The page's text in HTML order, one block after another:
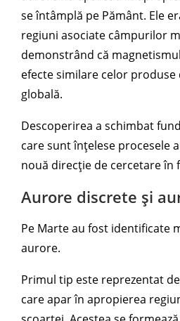
se întâmplă pe Pământ. Ele
regiuni asociate câmpurilor
demonstrând că
efecte similare celor
globală.
Descoperirea a schimbat
care sunt înțelese procesele
nouă direcție de cercetare în
Aurore discrete și
Pe Marte au fost identificate
aurore.
Primul tip este reprezentat
care apar în apropierea